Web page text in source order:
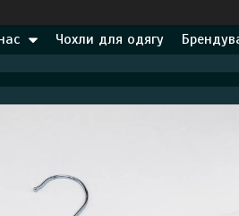
Чохли для одягу